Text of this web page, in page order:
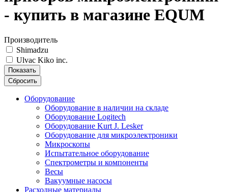
- купить в магазине EQUM
Производитель
Shimadzu
Ulvac Kiko inc.
Показать
Сбросить
Оборудование
Оборудование в наличии на складе
Оборудование Logitech
Оборудование Kurt J. Lesker
Оборудование для микроэлектроники
Микроскопы
Испытательное оборудование
Спектрометры и компоненты
Весы
Вакуумные насосы
Расходные материалы